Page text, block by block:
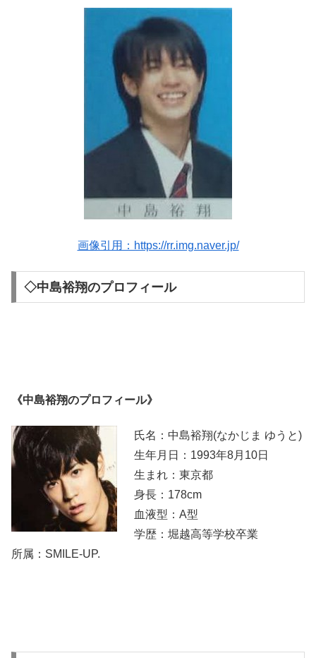
画像引用：https://rr.img.naver.jp/
◇中島裕翔のプロフィール
《中島裕翔のプロフィール》
氏名：中島裕翔(なかじま ゆうと)
生年月日：1993年8月10日
生まれ：東京都
身長：178cm
血液型：A型
学歴：堀越高等学校卒業
所属：SMILE-UP.